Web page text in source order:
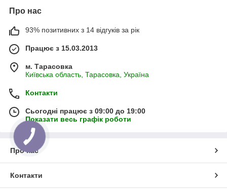
Про нас
93% позитивних з 14 відгуків за рік
Працює з 15.03.2013
м. Тарасовка
Київська область, Тарасовка, Україна
Контакти
Сьогодні працює з 09:00 до 19:00
Показати весь графік роботи
Про нас
Контакти